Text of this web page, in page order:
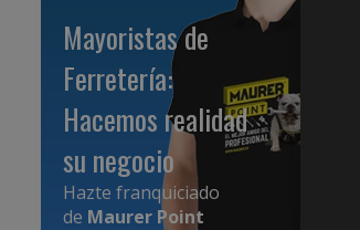
Mayoristas de
Ferretería:
Hacemos realidad
su negocio
Hazte franquiciado
de Maurer Point